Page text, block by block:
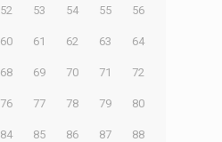
52 53 54 55 56
60 61 62 63 64
68 69 70 71 72
76 77 78 79 80
84 85 86 87 88